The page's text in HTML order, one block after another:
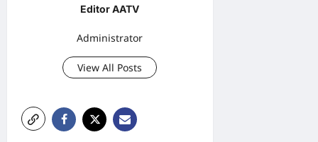
Editor AATV
Administrator
View All Posts